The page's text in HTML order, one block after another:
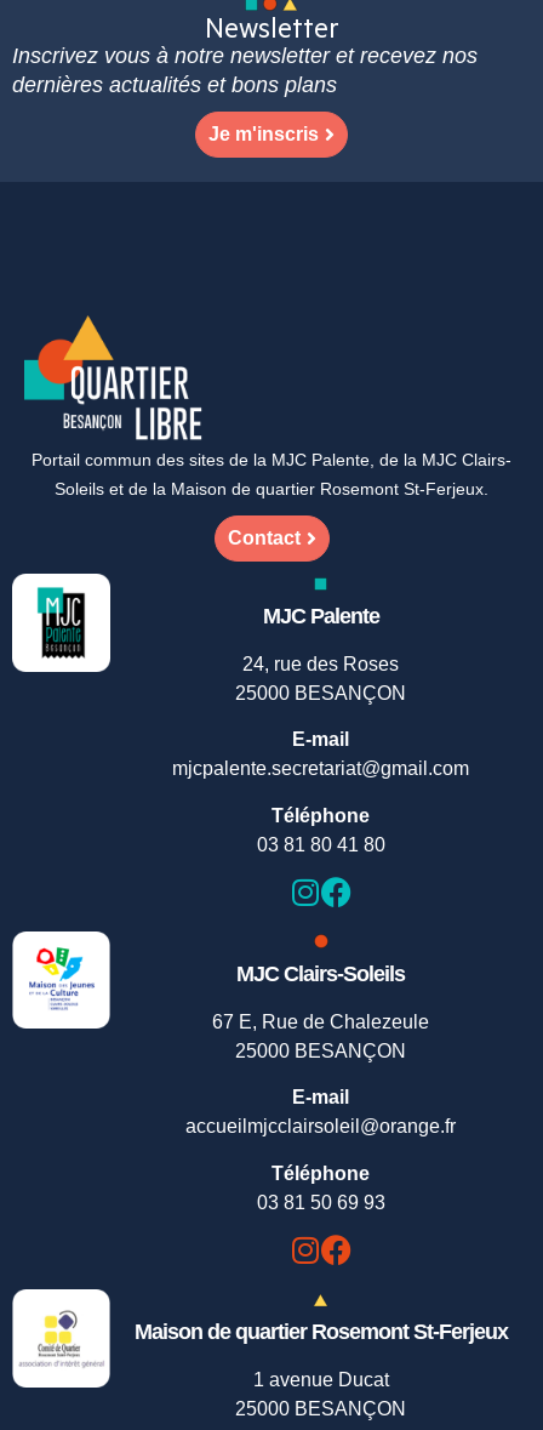
Newsletter
Inscrivez vous à notre newsletter et recevez nos
dernières actualités et bons plans
Je m'inscris
Portail commun des sites de la MJC Palente, de la MJC Clairs-
Soleils et de la Maison de quartier Rosemont St-Ferjeux.
Contact
MJC Palente
24, rue des Roses
25000 BESANÇON
E-mail
mjcpalente.secretariat@gmail.com
Téléphone
03 81 80 41 80
MJC Clairs-Soleils
67 E, Rue de Chalezeule
25000 BESANÇON
E-mail
accueilmjcclairsoleil@orange.fr
Téléphone
03 81 50 69 93
Maison de quartier Rosemont St-Ferjeux
1 avenue Ducat
25000 BESANÇON